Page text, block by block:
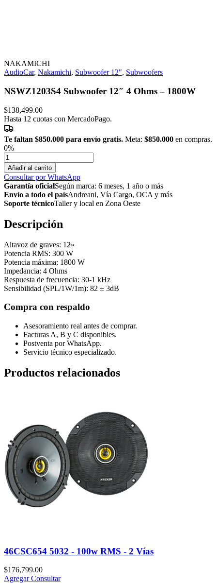
NAKAMICHI
AudioCar, Nakamichi, Subwoofer 12", Subwoofers
NSWZ1203S4 Subwoofer 12″ 4 Ohms – 1800W
$138,499.00
Hasta 12 cuotas con MercadoPago.
Te faltan $850.000 para envío gratis. Meta: $850.000 en compras.
0%
NSWZ1203S4
Subwoofer
12"
4
Ohms
-
1800W
Añadir al carrito
Consultar por WhatsApp
Garantía oficialSegún marca: 6 meses, 1 año o más
Envío a todo el paísAndreani, Vía Cargo, OCA y más
Soporte técnicoTaller y local en Zona Oeste
Descripción
Altavoz de graves: 12»
Potencia RMS: 300 W
Potencia máxima: 1800 W
Impedancia: 4 Ohms
Respuesta de frecuencia: 30-1 kHz
Sensibilidad (SPL/1W/1m): 82 ± 3dB
Compra con respaldo
Asesoramiento real antes de comprar.
Facturas A, B y C disponibles.
Postventa por WhatsApp.
Servicio técnico especializado.
Productos relacionados
46CSC654 5032 - 100w RMS - 2 Vías
$176,799.00
AgregarConsultar